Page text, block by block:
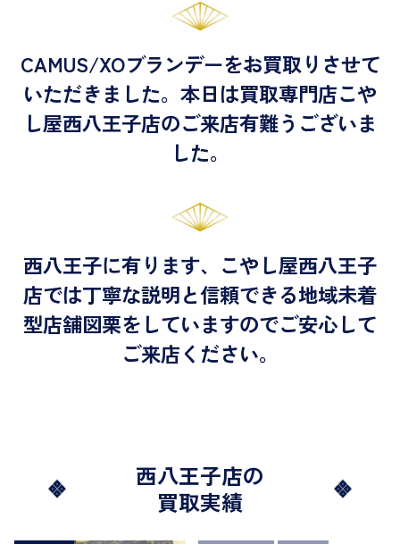
CAMUS/XOブランデーをお買取りさせて
いただきました。本日は買取専門店こや
し屋西八王子店のご来店有難うございま
した。
西八王子に有ります、こやし屋西八王子
店では丁寧な説明と信頼できる地域未着
型店舗図栗をしていますのでご安心して
ご来店ください。
西八王子店の
買取実績